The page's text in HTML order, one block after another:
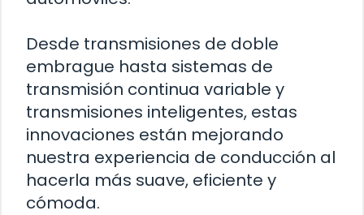
Desde transmisiones de doble
embrague hasta sistemas de
transmisión continua variable y
transmisiones inteligentes, estas
innovaciones están mejorando
nuestra experiencia de conducción al
hacerla más suave, eficiente y
cómoda.